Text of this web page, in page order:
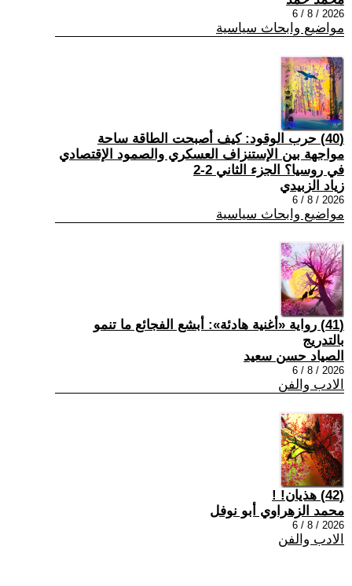
2026 / 8 / 6
مواضيع وابحاث سياسية
(40) حرب الوقود: كيف أصبحت الطاقة ساحة
مواجهة بين الإستنزاف العسكري والصمود الإقتصادي
في روسيا؟ الجزء الثاني 2-2
زياد الزبيدي
2026 / 8 / 6
مواضيع وابحاث سياسية
(41) رواية «أغنية هادئة»: أبشع الفجائع ما تنمو
بالتدريج
الصياد حسن سعيد
2026 / 8 / 6
الادب والفن
(42) هذيان! !
محمد الزهراوي أبو نوفل
2026 / 8 / 6
الادب والفن